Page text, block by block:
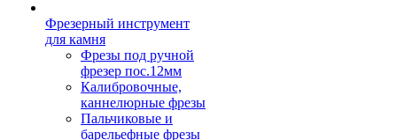
Фрезерный инструмент
для камня
Фрезы под ручной
фрезер пос.12мм
Калибровочные,
каннелюрные фрезы
Пальчиковые и
барельефные фрезы